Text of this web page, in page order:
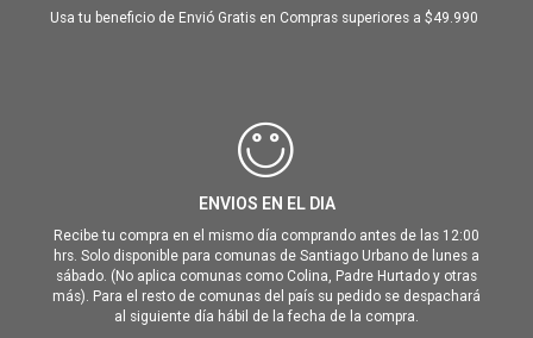
Usa tu beneficio de Envió Gratis en Compras superiores a $49.990
ENVIOS EN EL DIA
Recibe tu compra en el mismo día comprando antes de las 12:00
hrs. Solo disponible para comunas de Santiago Urbano de lunes a
sábado. (No aplica comunas como Colina, Padre Hurtado y otras
más). Para el resto de comunas del país su pedido se despachará
al siguiente día hábil de la fecha de la compra.